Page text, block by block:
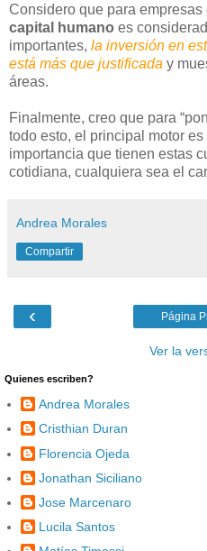
Considero que para empresas
capital humano es
importantes, la inversión en
está más que justificada y
áreas.
Finalmente, creo que para
todo esto, el principal motor es
importancia que tienen estas
cotidiana, cualquiera sea el
Andrea Morales
Compartir
‹ Página
Ver la
Quienes escriben?
Andrea Morales
Cristhian Duran
Florencia Ojeda
Jonathan Siciliano
Jose Marcenaro
Lucila Santos